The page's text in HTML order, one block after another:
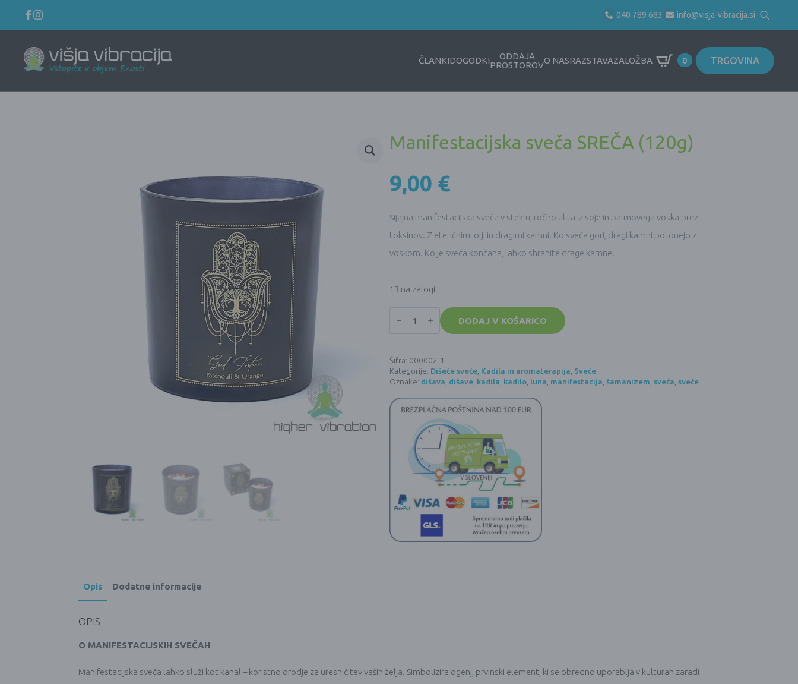
040 789 683 info@visja-vibracija.si
Search
for:
ČLANKIDOGODKI
ODDAJA
PROSTOROVO NASRAZSTAVAZALOŽBA 0 TRGOVINA
Manifestacijska sveča SREČA (120g)
9,00 €
Sijajna manifestacijska sveča v steklu, ročno ulita iz soje in palmovega voska brez
toksinov. Z eteričnimi olji in dragimi kamni. Ko sveča gori, dragi kamni potonejo z
voskom. Ko je sveča končana, lahko shranite drage kamne.
13 na zalogi
Manifestacijska
sveča
DODAJ V KOŠARICO
Šifra: 000002-1
Kategorije: Dišeče sveče, Kadila in aromaterapija, Sveče
Oznake: dišava, dišave, kadila, kadilo, luna, manifestacija, šamanizem, sveča, sveče
Opis Dodatne informacije
OPIS
O MANIFESTACIJSKIH SVEČAH
Manifestacijska sveča lahko služi kot kanal – koristno orodje za uresničitev vaših želja. Simbolizira ogenj, prvinski element, ki se obredno uporablja v kulturah zaradi